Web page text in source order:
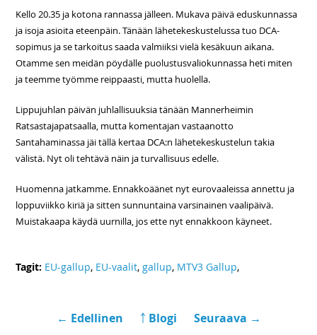
Kello 20.35 ja kotona rannassa jälleen. Mukava päivä eduskunnassa
ja isoja asioita eteenpäin. Tänään lähetekeskustelussa tuo DCA-
sopimus ja se tarkoitus saada valmiiksi vielä kesäkuun aikana.
Otamme sen meidän pöydälle puolustusvaliokunnassa heti miten
ja teemme työmme reippaasti, mutta huolella.
Lippujuhlan päivän juhlallisuuksia tänään Mannerheimin
Ratsastajapatsaalla, mutta komentajan vastaanotto
Santahaminassa jäi tällä kertaa DCA:n lähetekeskustelun takia
välistä. Nyt oli tehtävä näin ja turvallisuus edelle.
Huomenna jatkamme. Ennakkoäänet nyt eurovaaleissa annettu ja
loppuviikko kiriä ja sitten sunnuntaina varsinainen vaalipäivä.
Muistakaapa käydä uurnilla, jos ette nyt ennakkoon käyneet.
Tagit: EU-gallup, EU-vaalit, gallup, MTV3 Gallup,
← Edellinen ￪ Blogi Seuraava →